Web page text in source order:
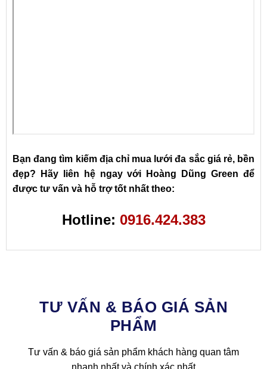
Bạn đang tìm kiếm địa chỉ mua lưới đa sắc giá rẻ, bền
đẹp? Hãy liên hệ ngay với Hoàng Dũng Green để
được tư vấn và hỗ trợ tốt nhất theo:
Hotline: 0916.424.383
TƯ VẤN & BÁO GIÁ SẢN
PHẨM
Tư vấn & báo giá sản phẩm khách hàng quan tâm
nhanh nhất và chính xác nhất